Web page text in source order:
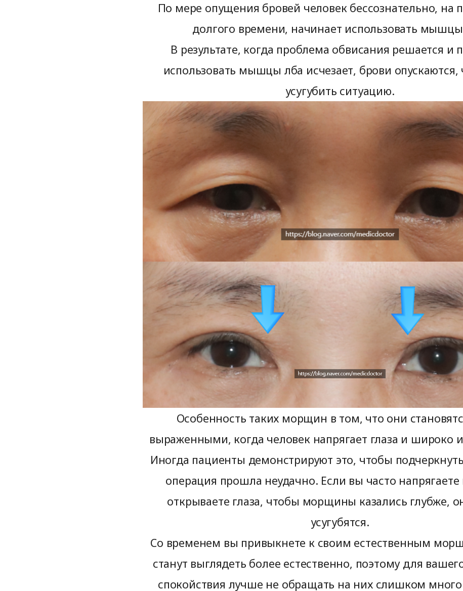
По мере опущения бровей человек бессознательно, на
долгого времени, начинает использовать
В результате, когда проблема обвисания решается и
использовать мышцы лба исчезает, брови
усугубить ситуацию.
Особенность таких морщин в том, что они
выраженными, когда человек напрягает глаза и широко
Иногда пациенты демонстрируют это, чтобы
операция прошла неудачно. Если вы часто
открываете глаза, чтобы морщины казались глубже,
усугубятся.
Со временем вы привыкнете к своим естественным
станут выглядеть более естественно, поэтому для
спокойствия лучше не обращать на них слишком